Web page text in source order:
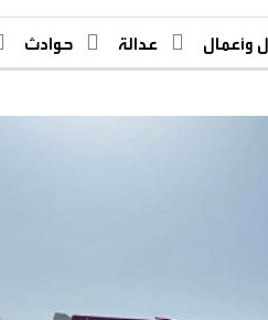
وأعمال عدالة حوادث